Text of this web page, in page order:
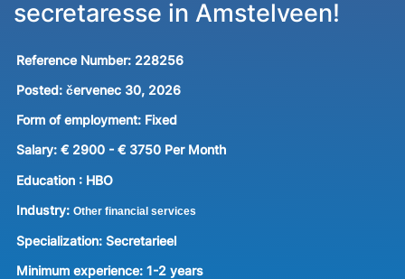
secretaresse in Amstelveen!
Reference Number: 228256
Posted: červenec 30, 2026
Form of employment: Fixed
Salary: € 2900 - € 3750 Per Month
Education : HBO
Industry: Other financial services
Specialization: Secretarieel
Minimum experience: 1-2 years